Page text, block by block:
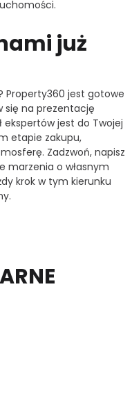
już
Property360 jest gotowe
się na prezentację
ekspertów jest do Twojej
etapie zakupu,
Zadzwoń, napisz
marzenia o własnym
krok w tym kierunku